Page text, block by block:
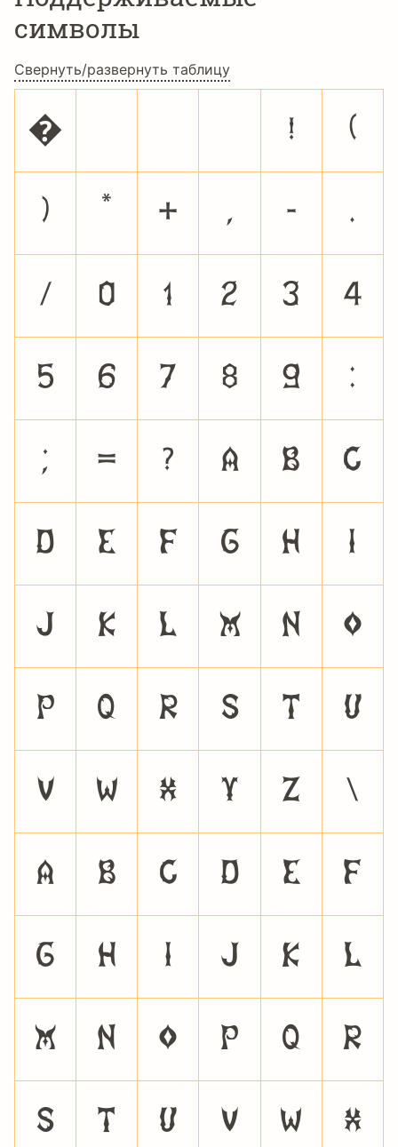
символы
Свернуть/развернуть таблицу
� ! (
) * + , - .
/ 0 1 2 3 4
5 6 7 8 9 :
; = ? A B C
D E F G H I
J K L M N O
P Q R S T U
V W X Y Z \
a b c d e f
g h i j k l
m n o p q r
s t u v w x